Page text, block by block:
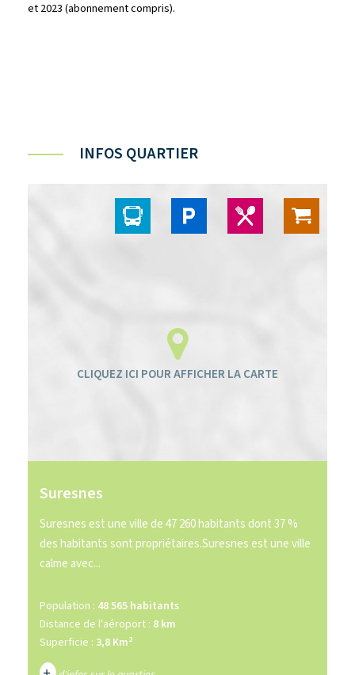
et 2023 (abonnement compris).
INFOS QUARTIER
Suresnes
Suresnes est une ville de 47 260 habitants dont 37 %
des habitants sont propriétaires.Suresnes est une ville
calme avec...
Population : 48 565 habitants
Distance de l'aéroport : 8 km
Superficie : 3,8 Km²